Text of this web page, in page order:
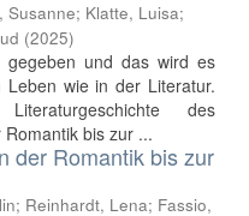
Susanne; Klatte, Luisa;
(2025)
gegeben und das wird es
wie in der Literatur.
des
bis zur ...
der Romantik bis zur
; Reinhardt, Lena; Fassio,